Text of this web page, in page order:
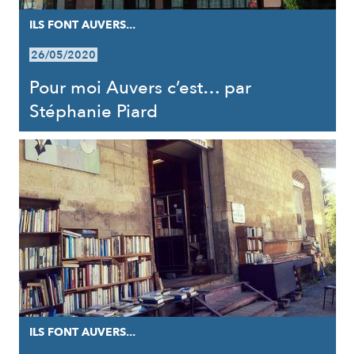
ILS FONT AUVERS...
26/05/2020
Pour moi Auvers c’est… par
Stéphanie Piard
ILS FONT AUVERS...